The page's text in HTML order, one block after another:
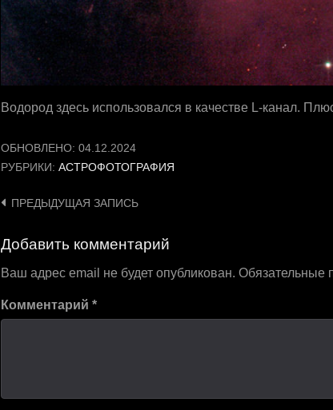
Водород здесь использовался в качестве L-канал.
ОБНОВЛЕНО: 04.12.2024
РУБРИКИ: АСТРОФОТОГРАФИЯ
Навигация
записям
ПРЕДЫДУЩАЯ ЗАПИСЬ
Добавить комментарий
Ваш адрес email не будет опубликован. Обязательные
Комментарий *